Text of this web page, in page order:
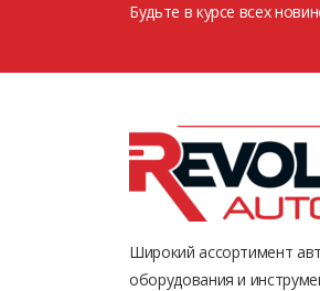
Будьте в курсе всех
Широкий ассортимент
оборудования и